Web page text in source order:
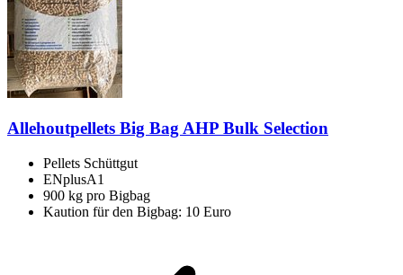
Allehoutpellets Big Bag AHP Bulk Selection
Pellets Schüttgut
ENplusA1
900 kg pro Bigbag
Kaution für den Bigbag: 10 Euro